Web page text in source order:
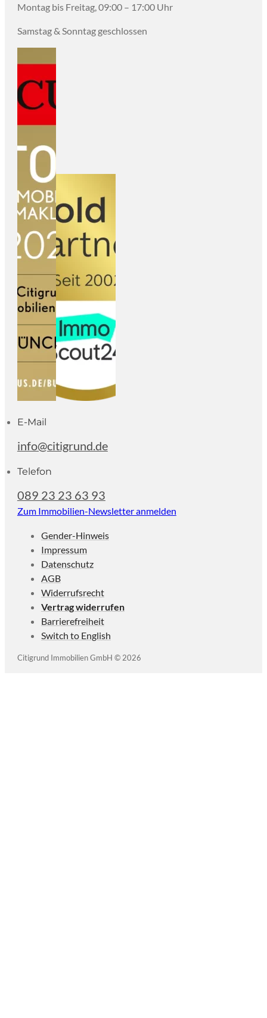
Montag bis Freitag, 09:00 – 17:00 Uhr
Samstag & Sonntag geschlossen
E-Mail
info@citigrund.de
Telefon
089 23 23 63 93
Zum Immobilien-Newsletter anmelden
Citigrund Immobilien GmbH © 2026
Gender-Hinweis
Impressum
Datenschutz
AGB
Widerrufsrecht
Vertrag widerrufen
Barrierefreiheit
Switch to English